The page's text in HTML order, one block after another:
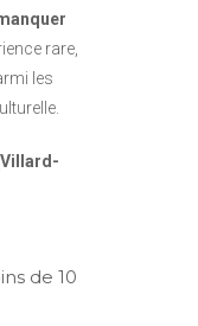
rare,
les
de 10